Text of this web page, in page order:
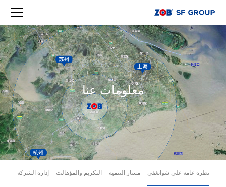
معلومات عنا
نظرة عامة على شوانغفي مسار التنمية التكريم والمؤهالت إدارة الشركة